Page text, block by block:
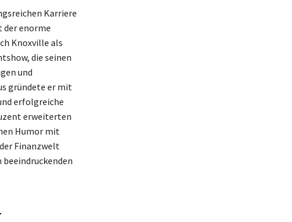
Karriere
der enorme
Knoxville als
die seinen
und
gründete er mit
erfolgreiche
erweiterten
Humor mit
Finanzwelt